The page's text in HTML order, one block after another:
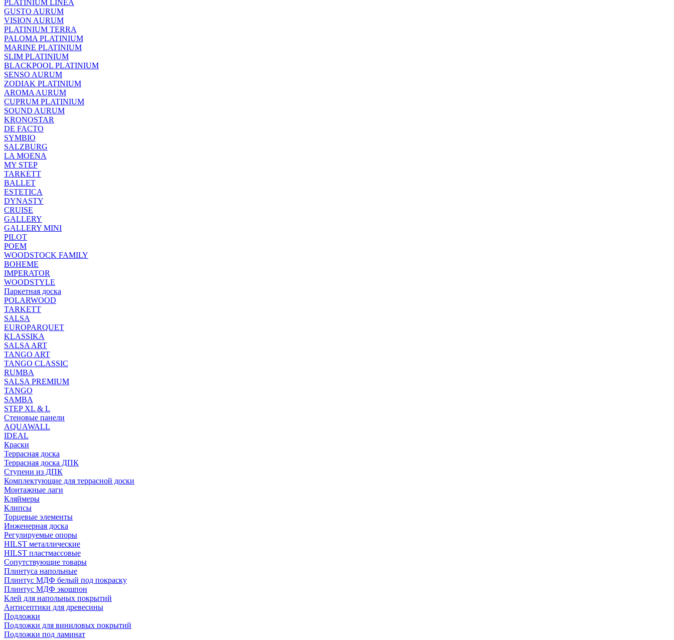
PLATINIUM LINEA
GUSTO AURUM
VISION AURUM
PLATINIUM TERRA
PALOMA PLATINIUM
MARINE PLATINIUM
SLIM PLATINIUM
BLACKPOOL PLATINIUM
SENSO AURUM
ZODIAK PLATINIUM
AROMA AURUM
CUPRUM PLATINIUM
SOUND AURUM
KRONOSTAR
DE FACTO
SYMBIO
SALZBURG
LA MOENA
MY STEP
TARKETT
BALLET
ESTETICA
DYNASTY
CRUISE
GALLERY
GALLERY MINI
PILOT
POEM
WOODSTOCK FAMILY
BOHEME
IMPERATOR
WOODSTYLE
Паркетная доска
POLARWOOD
TARKETT
SALSA
EUROPARQUET
KLASSIKA
SALSA ART
TANGO ART
TANGO CLASSIC
RUMBA
SALSA PREMIUM
TANGO
SAMBA
STEP XL & L
Стеновые панели
AQUAWALL
IDEAL
Краски
Террасная доска
Террасная доска ДПК
Ступени из ДПК
Комплектующие для террасной доски
Монтажные лаги
Кляймеры
Клипсы
Торцевые элементы
Инженерная доска
Регулируемые опоры
HILST металлические
HILST пластмассовые
Сопутствующие товары
Плинтуса напольные
Плинтус МДФ белый под покраску
Плинтус МДФ экошпон
Клей для напольных покрытий
Антисептики для древесины
Подложки
Подложки для виниловых покрытий
Подложки под ламинат